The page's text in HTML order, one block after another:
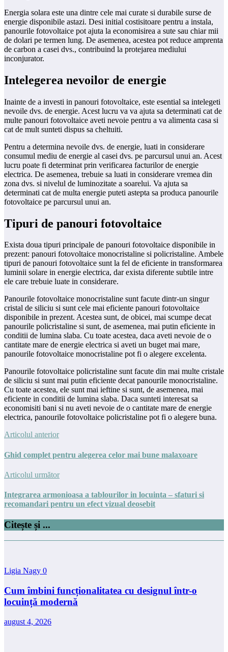
Energia solara este una dintre cele mai curate si durabile surse de
energie disponibile astazi. Desi initial costisitoare pentru a instala,
panourile fotovoltaice pot ajuta la economisirea a sute sau chiar mii
de dolari pe termen lung. De asemenea, acestea pot reduce amprenta
de carbon a casei dvs., contribuind la protejarea mediului
inconjurator.
Intelegerea nevoilor de energie
Inainte de a investi in panouri fotovoltaice, este esential sa intelegeti
nevoile dvs. de energie. Acest lucru va va ajuta sa determinati cat de
multe panouri fotovoltaice aveti nevoie pentru a va alimenta casa si
cat de mult sunteti dispus sa cheltuiti.
Pentru a determina nevoile dvs. de energie, luati in considerare
consumul mediu de energie al casei dvs. pe parcursul unui an. Acest
lucru poate fi determinat prin verificarea facturilor de energie
electrica. De asemenea, trebuie sa luati in considerare vremea din
zona dvs. si nivelul de luminozitate a soarelui. Va ajuta sa
determinati cat de multa energie puteti astepta sa produca panourile
fotovoltaice pe parcursul unui an.
Tipuri de panouri fotovoltaice
Exista doua tipuri principale de panouri fotovoltaice disponibile in
prezent: panouri fotovoltaice monocristaline si policristaline. Ambele
tipuri de panouri fotovoltaice sunt la fel de eficiente in transformarea
luminii solare in energie electrica, dar exista diferente subtile intre
ele care trebuie luate in considerare.
Panourile fotovoltaice monocristaline sunt facute dintr-un singur
cristal de siliciu si sunt cele mai eficiente panouri fotovoltaice
disponibile in prezent. Acestea sunt, de obicei, mai scumpe decat
panourile policristaline si sunt, de asemenea, mai putin eficiente in
conditii de lumina slaba. Cu toate acestea, daca aveti nevoie de o
cantitate mare de energie electrica si aveti un buget mai mare,
panourile fotovoltaice monocristaline pot fi o alegere excelenta.
Panourile fotovoltaice policristaline sunt facute din mai multe cristale
de siliciu si sunt mai putin eficiente decat panourile monocristaline.
Cu toate acestea, ele sunt mai ieftine si sunt, de asemenea, mai
eficiente in conditii de lumina slaba. Daca sunteti interesat sa
economisiti bani si nu aveti nevoie de o cantitate mare de energie
electrica, panourile fotovoltaice policristaline pot fi o alegere buna.
Articolul anterior
Ghid complet pentru alegerea celor mai bune malaxoare
Articolul următor
Integrarea armonioasa a tablourilor in locuinta – sfaturi si
recomandari pentru un efect vizual deosebit
Citește și ...
Ligia Nagy 0
Cum îmbini funcționalitatea cu designul într-o
locuință modernă
august 4, 2026